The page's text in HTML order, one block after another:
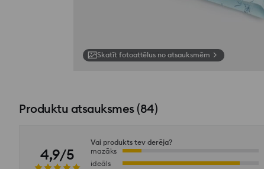
Skatīt fotoattēlus no atsauksmēm
Produktu atsauksmes(84)
4,9/5
Vai produkts tev derēja?
mazāks
ideāls